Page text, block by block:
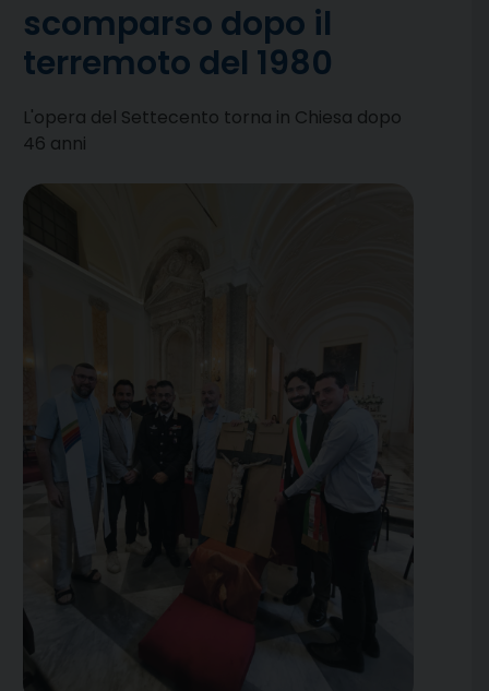
scomparso dopo il
terremoto del 1980
L'opera del Settecento torna in Chiesa dopo
46 anni